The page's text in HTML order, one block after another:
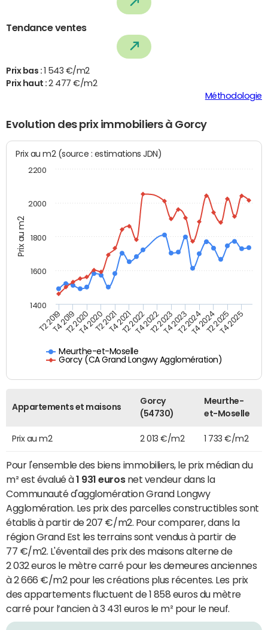
Tendance ventes
Prix bas :
1 543 €/m2
Prix haut :2 477 €/m2
Méthodologie
Evolution des prix immobiliers à Gorcy
Prix au m2
Prix au m2 (source : estimations JDN)
Meurthe-et-Moselle
Gorcy (CA Grand Longwy Agglomération)
T2 2019T4 2019T2 2020T4 2020T2 2021T4 2021T2 2022T4 2022T2 2023T4 2023T2 2024T4 2024T2 2025T4 2025
1400
1600
1800
2000
2200
Appartements et maisons
Gorcy
(54730)
Meurthe-
et-Moselle
Prix au m2 2 013 €/m2 1 733 €/m2
Pour l'ensemble des biens immobiliers, le prix médian du
m² est évalué à1 931 eurosnet vendeur dans la
Communauté d'agglomération Grand Longwy
Agglomération. Les prix des parcelles constructibles sont
établis à partir de 207 €/m2. Pour comparer, dans la
région Grand Est les terrains sont vendus à partir de
77 €/m2. L'éventail des prix des maisons alterne de
2 032 euros le mètre carré pour les demeures anciennes
à 2 666 €/m2 pour les créations plus récentes. Les prix
des appartements fluctuent de 1 858 euros du mètre
carré pour l’ancien à 3 431 euros le m² pour le neuf.